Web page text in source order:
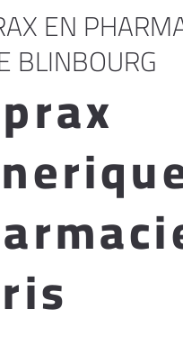
EN
BLINBOURG